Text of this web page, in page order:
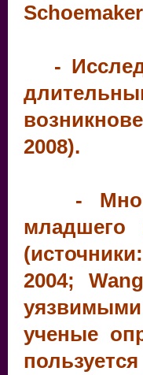
-
2008).
-
младшего
2004;
ученые